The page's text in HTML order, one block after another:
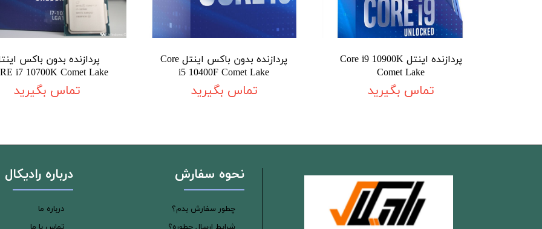
پردازنده اینتل Core i9 10900K
Comet Lake
تماس بگیرید
پردازنده بدون باکس اینتل Core
i5 10400F Comet Lake
تماس بگیرید
پردازنده بدون باکس
i7 10700K Comet Lake
تماس بگیرید
نحوه سفارش
چطور سفارش بدم؟
درباره رادیکال
درباره ما